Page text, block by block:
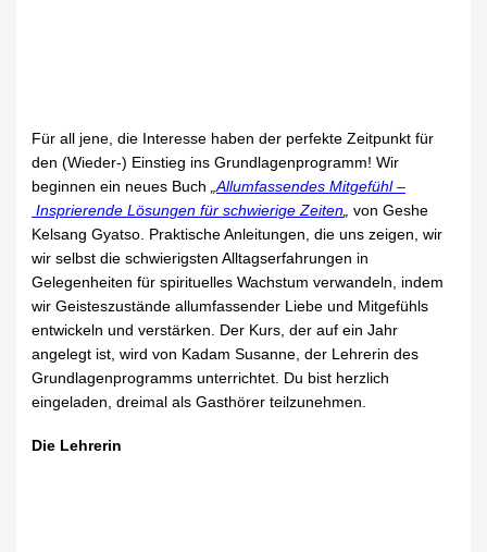
Für all jene, die Interesse haben der perfekte Zeitpunkt für
den (Wieder-) Einstieg ins Grundlagenprogramm! Wir
beginnen ein neues Buch„Allumfassendes Mitgefühl –
Insprierende Lösungen für schwierige Zeiten„ von Geshe
Kelsang Gyatso. Praktische Anleitungen, die uns zeigen, wir
wir selbst die schwierigsten Alltagserfahrungen in
Gelegenheiten für spirituelles Wachstum verwandeln, indem
wir Geisteszustände allumfassender Liebe und Mitgefühls
entwickeln und verstärken. Der Kurs, der auf ein Jahr
angelegt ist, wird von Kadam Susanne, der Lehrerin des
Grundlagenprogramms unterrichtet. Du bist herzlich
eingeladen, dreimal als Gasthörer teilzunehmen.
Die Lehrerin